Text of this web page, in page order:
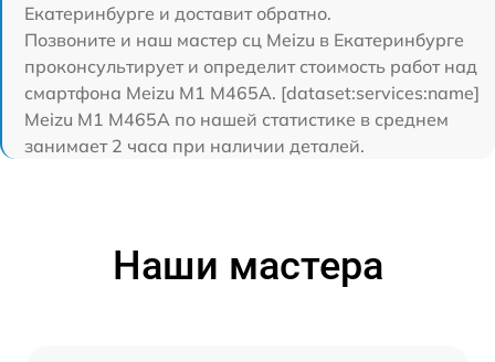
Екатеринбурге и доставит обратно.
Позвоните и наш мастер сц Meizu в Екатеринбурге
проконсультирует и определит стоимость работ над
смартфона Meizu M1 M465A. [dataset:services:name]
Meizu M1 M465A по нашей статистике в среднем
занимает 2 часа при наличии деталей.
Наши мастера